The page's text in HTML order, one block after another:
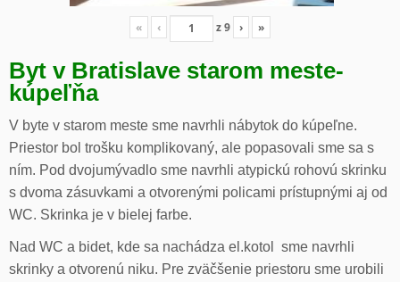
« ‹ z9 › »
Byt v Bratislave starom meste-
kúpeľňa
V byte v starom meste sme navrhli nábytok do kúpeľne.
Priestor bol trošku komplikovaný, ale popasovali sme sa s
ním. Pod dvojumývadlo sme navrhli atypickú rohovú skrinku
s dvoma zásuvkami a otvorenými policami prístupnými aj od
WC. Skrinka je v bielej farbe.
Nad WC a bidet, kde sa nachádza el.kotol sme navrhli
skrinky a otvorenú niku. Pre zväčšenie priestoru sme urobili